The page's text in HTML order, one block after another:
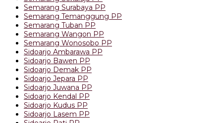
Semarang Surabaya PP
Semarang Temanggung PP
Semarang Tuban PP
Semarang Wangon PP
Semarang Wonosobo PP
Sidoarjo Ambarawa PP
Sidoarjo Bawen PP
Sidoarjo Demak PP
Sidoarjo Jepara PP
Sidoarjo Juwana PP
Sidoarjo Kendal PP
Sidoarjo Kudus PP
Sidoarjo Lasem PP